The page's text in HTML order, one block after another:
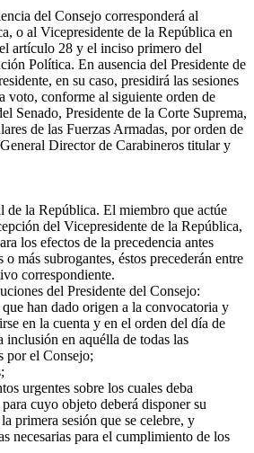
del Consejo corresponderá al
o al Vicepresidente de la República en
artículo 28 y el inciso primero del
Política. En ausencia del Presidente de
en su caso, presidirá las sesiones
voto, conforme al siguiente orden de
Senado, Presidente de la Corte Suprema,
de las Fuerzas Armadas, por orden de
Director de Carabineros titular y
de la República. El miembro que actúe
del Vicepresidente de la República,
los efectos de la precedencia antes
más subrogantes, éstos precederán entre
correspondiente.
del Presidente del Consejo:
han dado origen a la convocatoria y
en la cuenta y en el orden del día de
inclusión en aquélla de todas las
por el Consejo;
urgentes sobre los cuales deba
cuyo objeto deberá disponer su
primera sesión que se celebre, y
necesarias para el cumplimiento de los